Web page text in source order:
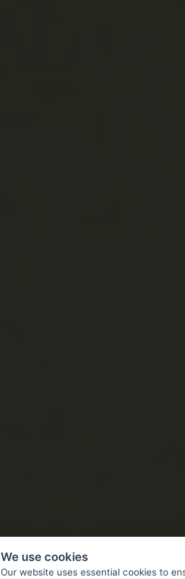
We use cookies
Our website uses essential cookies to